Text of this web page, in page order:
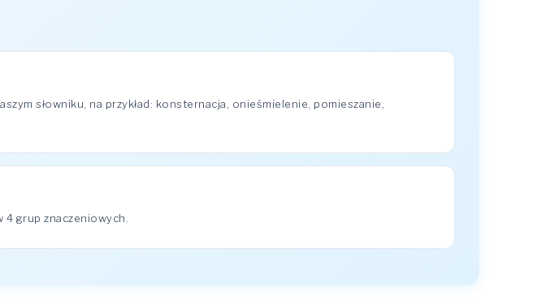
słowniku, na przykład: konsternacja, onieśmielenie, pomieszanie,
4 grup znaczeniowych.